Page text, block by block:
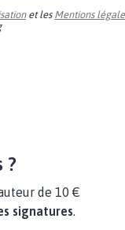
et les Mentions
?
de 10 €
signatures.